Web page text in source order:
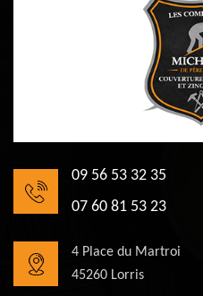
09 56 53 32 35
07 60 81 53 23
4 Place du Martroi
45260 Lorris